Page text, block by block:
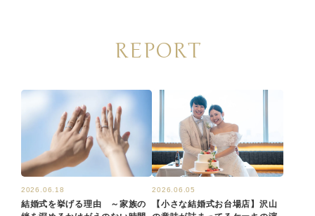
REPORT
2026.06.18
結婚式を挙げる理由 ～家族の
2026.06.05
【小さな結婚式お台場店】沢山